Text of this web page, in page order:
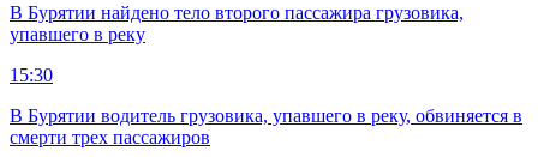
В Бурятии найдено тело второго пассажира грузовика,
упавшего в реку
15:30
В Бурятии водитель грузовика, упавшего в реку, обвиняется в
смерти трех пассажиров